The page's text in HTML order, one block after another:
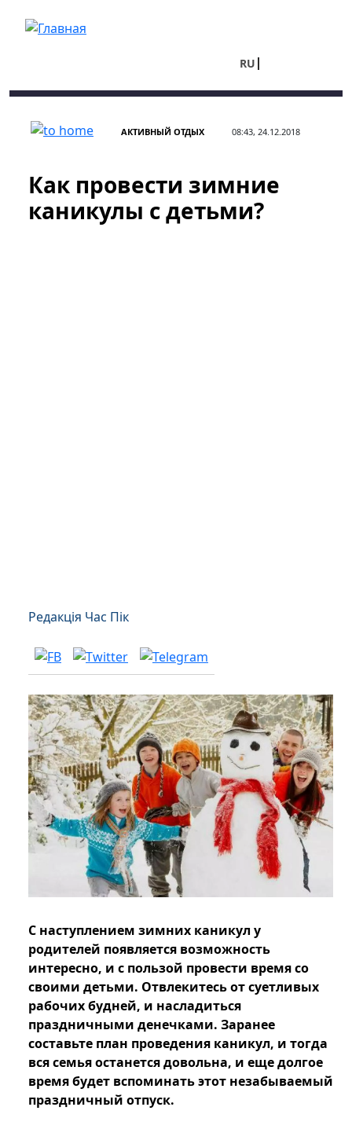
RU
АКТИВНЫЙ ОТДЫХ 08:43, 24.12.2018
Как провести зимние
каникулы с детьми?
Редакція Час Пік
С наступлением зимних каникул у
родителей появляется возможность
интересно, и с пользой провести время со
своими детьми. Отвлекитесь от суетливых
рабочих будней, и насладиться
праздничными денечками. Заранее
составьте план проведения каникул, и тогда
вся семья останется довольна, и еще долгое
время будет вспоминать этот незабываемый
праздничный отпуск.